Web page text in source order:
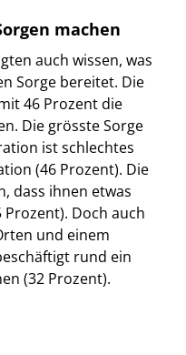
machen
auch wissen, was
Sorge bereitet. Die
46 Prozent die
Die grösste Sorge
ist schlechtes
(46 Prozent). Die
dass ihnen etwas
Doch auch
und einem
rund ein
(32 Prozent).